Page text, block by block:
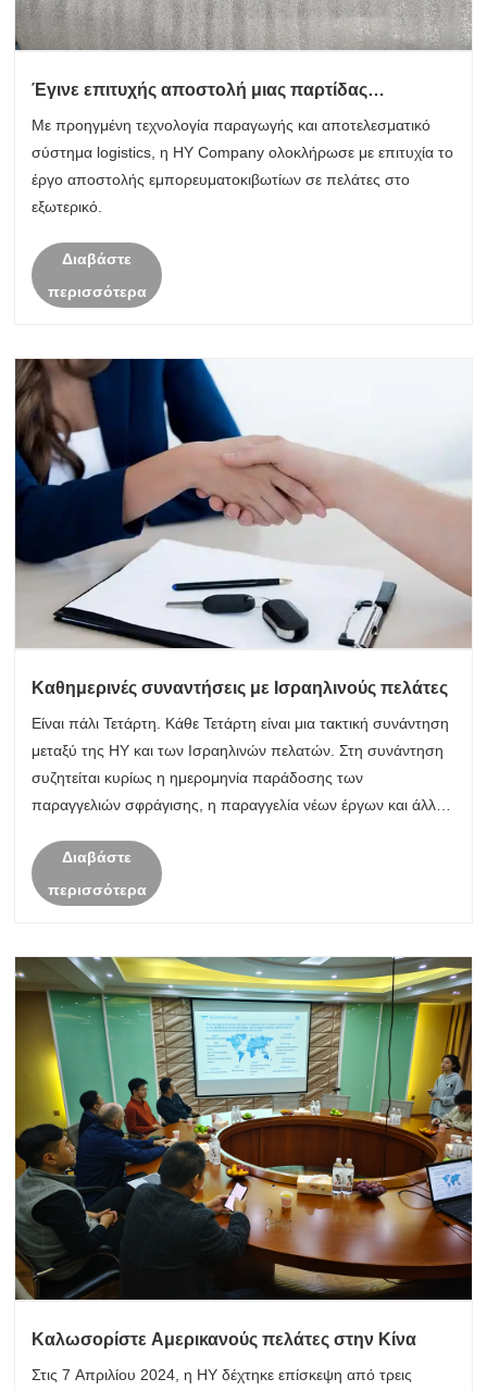
Έγινε επιτυχής αποστολή μιας παρτίδας
Με προηγμένη τεχνολογία παραγωγής και αποτελεσματικό
σύστημα logistics, η HY Company ολοκλήρωσε με επιτυχία το
έργο αποστολής εμπορευματοκιβωτίων σε πελάτες στο
εξωτερικό.
Διαβάστε
περισσότερα
Καθημερινές συναντήσεις με Ισραηλινούς πελάτες
Είναι πάλι Τετάρτη. Κάθε Τετάρτη είναι μια τακτική συνάντηση
μεταξύ της HY και των Ισραηλινών πελατών. Στη συνάντηση
συζητείται κυρίως η ημερομηνία παράδοσης των
παραγγελιών σφράγισης, η παραγγελία νέων έργων και άλλα
κατέδειξε πλήρως την επαγ......
Διαβάστε
περισσότερα
Καλωσορίστε Αμερικανούς πελάτες στην Κίνα
Στις 7 Απριλίου 2024, η HY δέχτηκε επίσκεψη από τρεις